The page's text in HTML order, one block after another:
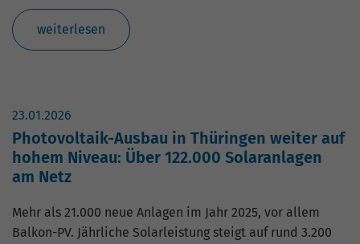
weiterlesen
23.01.2026
Photovoltaik-Ausbau in Thüringen weiter auf
hohem Niveau: Über 122.000 Solaranlagen
am Netz
Mehr als 21.000 neue Anlagen im Jahr 2025, vor allem
Balkon-PV. Jährliche Solarleistung steigt auf rund 3.200